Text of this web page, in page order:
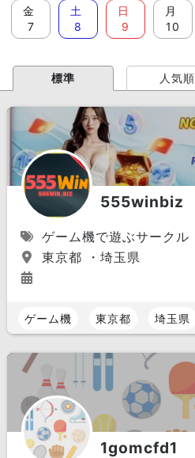
金
7
土
8
日
9
月
10
標準 人気順
555winbiz
ゲーム機で遊ぶサークル
東京都 ・埼玉県
ゲーム機 東京都 埼玉県
1gomcfd1